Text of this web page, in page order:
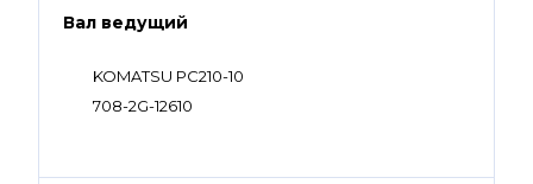
Вал ведущий
KOMATSU PC210-10
708-2G-12610